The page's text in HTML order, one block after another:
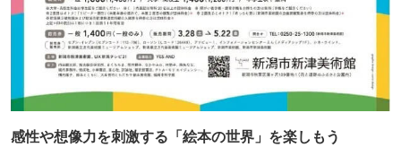
感性や想像力を刺激する「絵本の世界」を楽しもう